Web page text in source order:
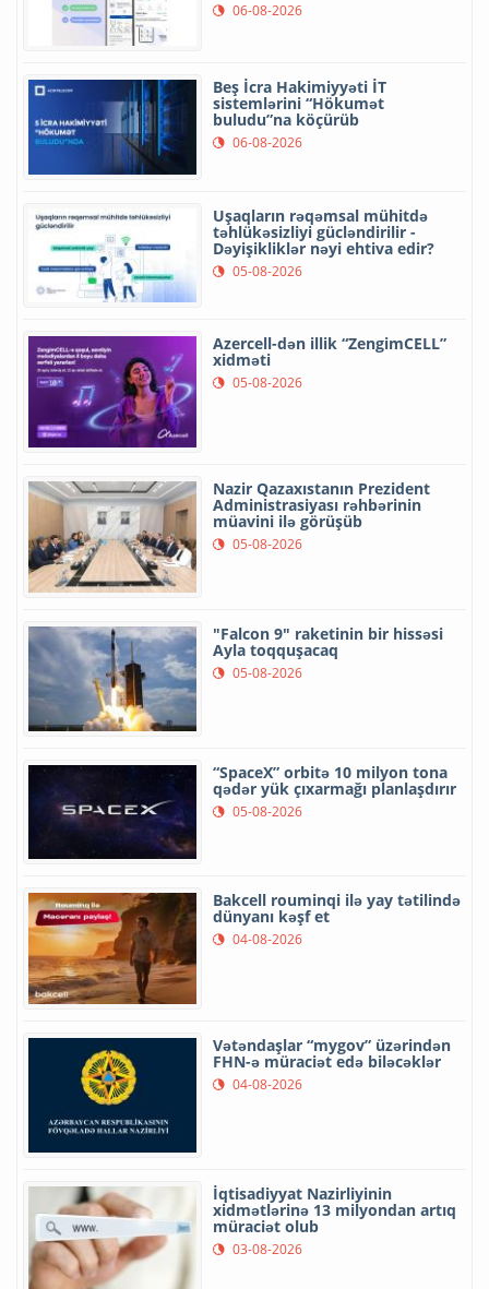
06-08-2026
Beş İcra Hakimiyyəti İT
sistemlərini “Hökumət
buludu”na köçürüb
06-08-2026
Uşaqların rəqəmsal mühitdə
təhlükəsizliyi gücləndirilir -
Dəyişikliklər nəyi ehtiva edir?
05-08-2026
Azercell-dən illik “ZengimCELL”
xidməti
05-08-2026
Nazir Qazaxıstanın Prezident
Administrasiyası rəhbərinin
müavini ilə görüşüb
05-08-2026
"Falcon 9" raketinin bir hissəsi
Ayla toqquşacaq
05-08-2026
“SpaceX” orbitə 10 milyon tona
qədər yük çıxarmağı planlaşdırır
05-08-2026
Bakcell rouminqi ilə yay tətilində
dünyanı kəşf et
04-08-2026
Vətəndaşlar “mygov” üzərindən
FHN-ə müraciət edə biləcəklər
04-08-2026
İqtisadiyyat Nazirliyinin
xidmətlərinə 13 milyondan artıq
müraciət olub
03-08-2026